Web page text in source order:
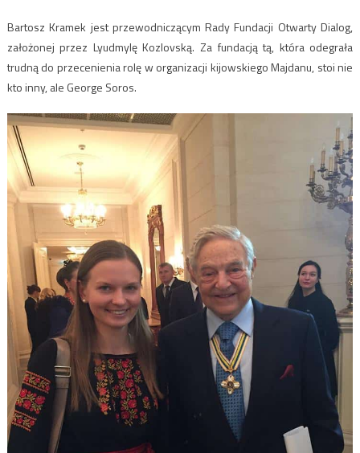
Bartosz Kramek jest przewodniczącym Rady Fundacji Otwarty Dialog,
założonej przez Lyudmylę Kozlovską. Za fundacją tą, która odegrała
trudną do przecenienia rolę w organizacji kijowskiego Majdanu, stoi nie
kto inny, ale George Soros.